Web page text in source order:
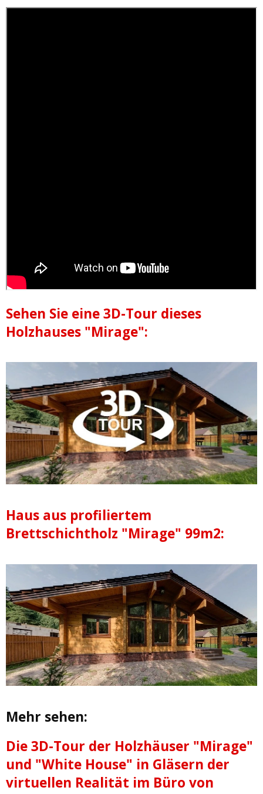
Sehen Sie eine 3D-Tour dieses
Holzhauses "Mirage":
Haus aus profiliertem
Brettschichtholz "Mirage" 99m2:
Mehr sehen:
Die 3D-Tour der Holzhäuser "Mirage"
und "White House" in Gläsern der
virtuellen Realität im Büro von